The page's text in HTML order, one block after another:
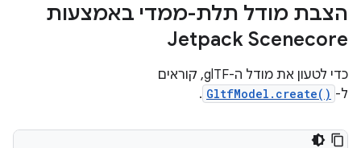
הצבת מודל תלת-ממדי באמצעות
Jetpack Scenecore
כדי לטעון את מודל ה-glTF, קוראים
ל- GltfModel.create()
.